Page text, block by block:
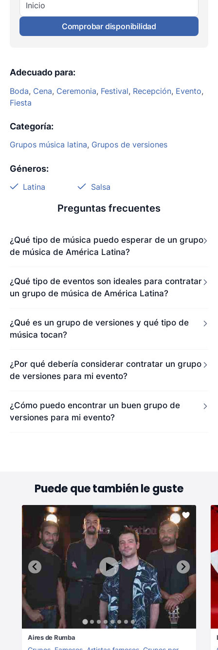
Inicio
Comprobar disponibilidad
Adecuado para:
Boda, Cena, Ceremonia, Festival, Recepción, Evento,
Fiesta
Categoría:
Grupos música latina, Grupos de versiones
Géneros:
Latina Salsa
Preguntas frecuentes
¿Qué tipo de música puedo esperar de un grupo
de música de América Latina?
¿Qué tipo de eventos son ideales para contratar
un grupo de música de América Latina?
¿Qué es un grupo de versiones y qué tipo de
música tocan?
¿Por qué debería considerar contratar un grupo
de versiones para mi evento?
¿Cómo puedo encontrar un buen grupo de
versiones para mi evento?
Puede que también le guste
Aires de Rumba